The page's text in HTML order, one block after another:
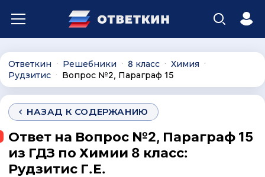
Ответкин ∙ Решебники ∙ 8 класс ∙ Химия ∙
Рудзитис ∙ Вопрос №2, Параграф 15
НАЗАД К СОДЕРЖАНИЮ
Ответ на Вопрос №2, Параграф 15
из ГДЗ по Химии 8 класс:
Рудзитис Г.Е.